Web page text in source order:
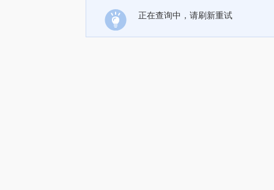
正在查询中，请刷新重试